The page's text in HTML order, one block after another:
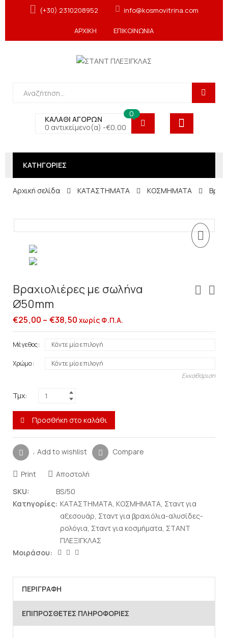
(+30) 2310208952 info@kosmovitrina.com
ΑΡΧΙΚΗ ΕΠΙΚΟΙΝΩΝΙΑ
ΚΑΛΑΘΙ ΑΓΟΡΩΝ
0 αντικείμενο(α) -€0,00
0
ΚΑΤΗΓΟΡΙΕΣ
Αρχική σελίδα ΚΑΤΑΣΤΗΜΑΤΑ ΚΟΣΜΗΜΑΤΑ
Βραχιολιέρες με σωλήνα
Ø50mm
€25,00 – €38,50 χωρίς Φ.Π.Α.
Μέγεθος
Χρώμα
Εκκαθάριση
Τμχ:
Προσθήκη στο καλάθι
Add to wishlist Compare
Print
Αποστολή
SKU:
BS/50
Κατηγορίες: ΚΑΤΑΣΤΗΜΑΤΑ, ΚΟΣΜΗΜΑΤΑ, Σταντ για
αξεσουάρ, Σταντ για βραχιόλια-αλυσίδες-
ρολόγια, Σταντ για κοσμήματα, ΣΤΑΝΤ
ΠΛΕΞΙΓΚΛΑΣ
Μοιράσου:
ΠΕΡΙΓΡΑΦΉ
ΕΠΙΠΡΌΣΘΕΤΕΣ ΠΛΗΡΟΦΟΡΊΕΣ